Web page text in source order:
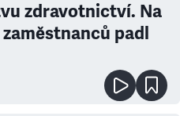
zdravotnictví. Na
padl